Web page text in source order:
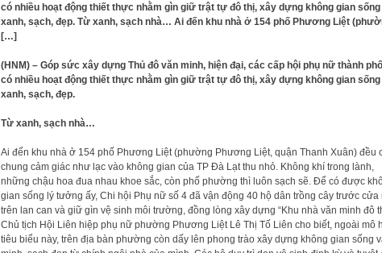
có nhiều hoạt động thiết thực nhằm gìn giữ trật tự đô thị, xây dựng không gian sống
xanh, sạch, đẹp. Từ xanh, sạch nhà… Ai đến khu nhà ở 154 phố Phương Liệt
[…]
(HNM) – Góp sức xây dựng Thủ đô văn minh, hiện đại, các cấp hội phụ nữ thành
có nhiều hoạt động thiết thực nhằm gìn giữ trật tự đô thị, xây dựng không gian sống
xanh, sạch, đẹp.
Từ xanh, sạch nhà…
Ai đến khu nhà ở 154 phố Phương Liệt (phường Phương Liệt, quận Thanh Xuân) đều
chung cảm giác như lạc vào không gian của TP Đà Lạt thu nhỏ. Không khí trong lành,
những chậu hoa đua nhau khoe sắc, còn phố phường thì luôn sạch sẽ. Để có được
gian sống lý tưởng ấy, Chi hội Phụ nữ số 4 đã vận động 40 hộ dân trồng cây trước cửa
trên lan can và giữ gìn vệ sinh môi trường, đồng lòng xây dựng “Khu nhà văn minh đô
Chủ tịch Hội Liên hiệp phụ nữ phường Phương Liệt Lê Thị Tố Liên cho biết, ngoài mô
tiêu biểu này, trên địa bàn phường còn dấy lên phong trào xây dựng không gian sống